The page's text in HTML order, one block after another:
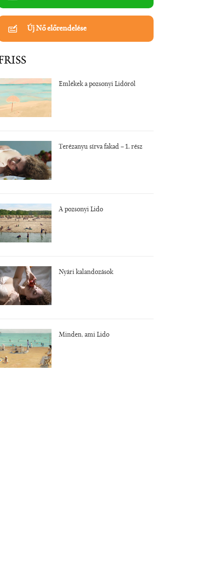
Új Nő előrendelése
Emlékek a pozsonyi Lidóról
Terézanyu sírva fakad – 1. rész
A pozsonyi Lido
Nyári kalandozások
Minden, ami Lido